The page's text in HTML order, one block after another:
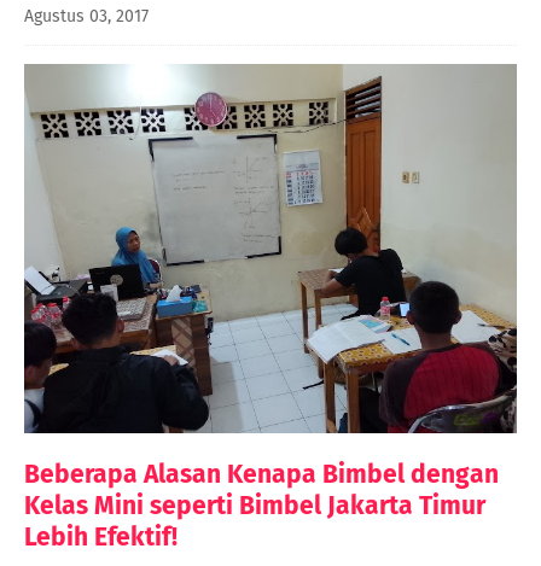
Agustus 03, 2017
Beberapa Alasan Kenapa Bimbel dengan
Kelas Mini seperti Bimbel Jakarta Timur
Lebih Efektif!